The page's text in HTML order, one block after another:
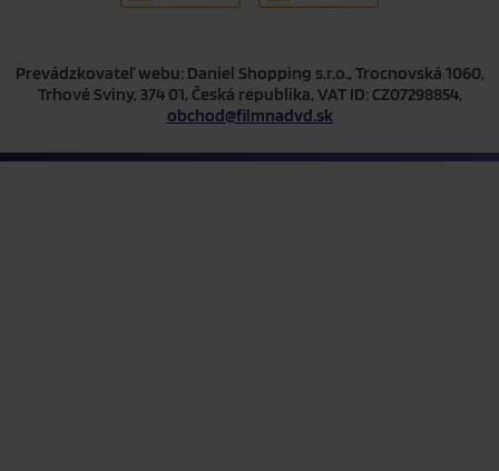
Prevádzkovateľ webu: Daniel Shopping s.r.o., Trocnovská 1060,
Trhové Sviny, 374 01, Česká republika, VAT ID: CZ07298854,
obchod@filmnadvd.sk